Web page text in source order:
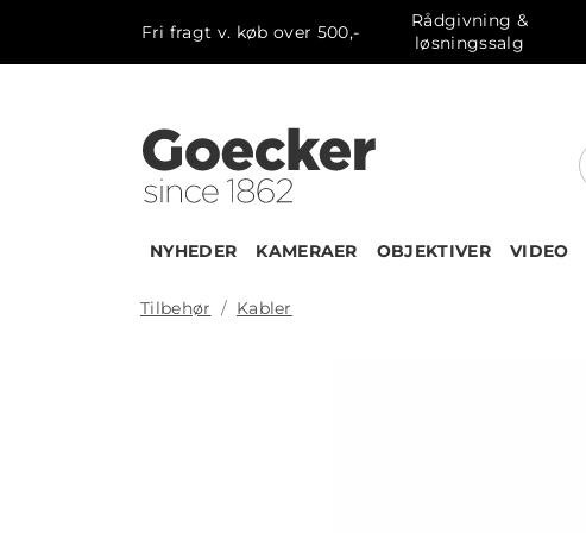
Fri fragt v. køb over 500,-
Rådgivning &
løsningssalg
NYHEDER KAMERAER OBJEKTIVER VIDEO
Tilbehør Kabler